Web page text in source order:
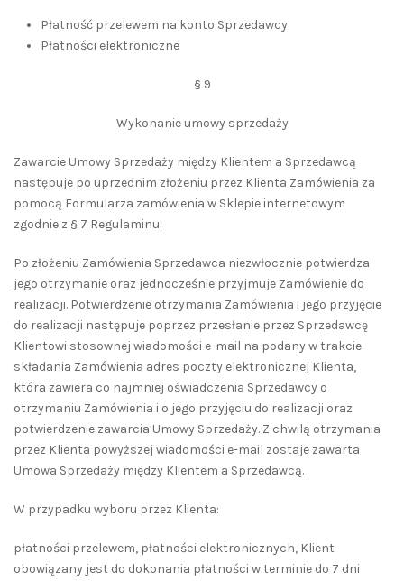
Płatność przelewem na konto Sprzedawcy
Płatności elektroniczne
§ 9
Wykonanie umowy sprzedaży
Zawarcie Umowy Sprzedaży między Klientem a Sprzedawcą
następuje po uprzednim złożeniu przez Klienta Zamówienia za
pomocą Formularza zamówienia w Sklepie internetowym
zgodnie z § 7 Regulaminu.
Po złożeniu Zamówienia Sprzedawca niezwłocznie potwierdza
jego otrzymanie oraz jednocześnie przyjmuje Zamówienie do
realizacji. Potwierdzenie otrzymania Zamówienia i jego przyjęcie
do realizacji następuje poprzez przesłanie przez Sprzedawcę
Klientowi stosownej wiadomości e-mail na podany w trakcie
składania Zamówienia adres poczty elektronicznej Klienta,
która zawiera co najmniej oświadczenia Sprzedawcy o
otrzymaniu Zamówienia i o jego przyjęciu do realizacji oraz
potwierdzenie zawarcia Umowy Sprzedaży. Z chwilą otrzymania
przez Klienta powyższej wiadomości e-mail zostaje zawarta
Umowa Sprzedaży między Klientem a Sprzedawcą.
W przypadku wyboru przez Klienta:
płatności przelewem, płatności elektronicznych, Klient
obowiązany jest do dokonania płatności w terminie do 7 dni